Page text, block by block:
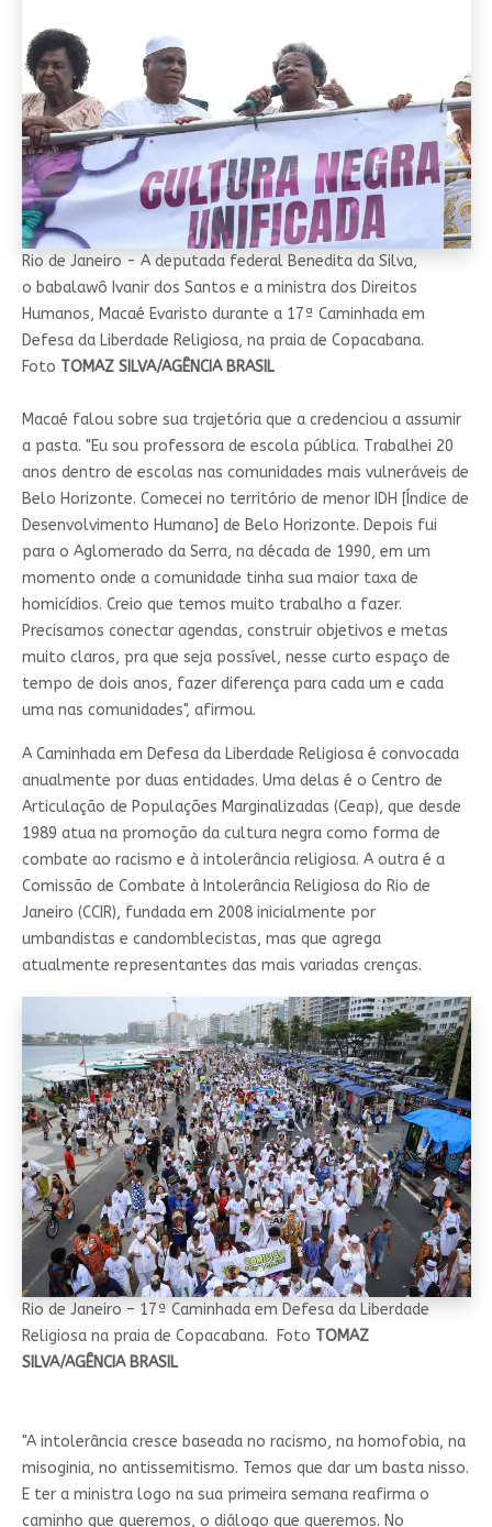
Rio de Janeiro - A deputada federal Benedita da Silva,
o babalawô Ivanir dos Santos e a ministra dos Direitos
Humanos, Macaé Evaristo durante a 17ª Caminhada em
Defesa da Liberdade Religiosa, na praia de Copacabana.
Foto TOMAZ SILVA/AGÊNCIA BRASIL
Macaé falou sobre sua trajetória que a credenciou a assumir
a pasta. "Eu sou professora de escola pública. Trabalhei 20
anos dentro de escolas nas comunidades mais vulneráveis de
Belo Horizonte. Comecei no território de menor IDH [Índice de
Desenvolvimento Humano] de Belo Horizonte. Depois fui
para o Aglomerado da Serra, na década de 1990, em um
momento onde a comunidade tinha sua maior taxa de
homicídios. Creio que temos muito trabalho a fazer.
Precisamos conectar agendas, construir objetivos e metas
muito claros, pra que seja possível, nesse curto espaço de
tempo de dois anos, fazer diferença para cada um e cada
uma nas comunidades", afirmou.
A Caminhada em Defesa da Liberdade Religiosa é convocada
anualmente por duas entidades. Uma delas é o Centro de
Articulação de Populações Marginalizadas (Ceap), que desde
1989 atua na promoção da cultura negra como forma de
combate ao racismo e à intolerância religiosa. A outra é a
Comissão de Combate à Intolerância Religiosa do Rio de
Janeiro (CCIR), fundada em 2008 inicialmente por
umbandistas e candomblecistas, mas que agrega
atualmente representantes das mais variadas crenças.
Rio de Janeiro – 17ª Caminhada em Defesa da Liberdade
Religiosa na praia de Copacabana. Foto TOMAZ
SILVA/AGÊNCIA BRASIL
"A intolerância cresce baseada no racismo, na homofobia, na
misoginia, no antissemitismo. Temos que dar um basta nisso.
E ter a ministra logo na sua primeira semana reafirma o
caminho que queremos, o diálogo que queremos. No